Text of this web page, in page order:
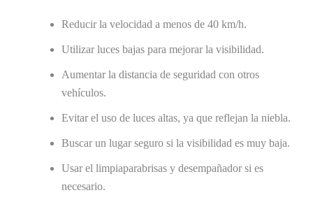
Reducir la velocidad a menos de 40 km/h.
Utilizar luces bajas para mejorar la visibilidad.
Aumentar la distancia de seguridad con otros
vehículos.
Evitar el uso de luces altas, ya que reflejan la niebla.
Buscar un lugar seguro si la visibilidad es muy baja.
Usar el limpiaparabrisas y desempañador si es
necesario.